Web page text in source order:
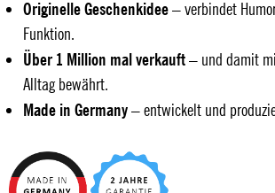
Originelle Geschenkidee– verbindet
Funktion.
Über 1 Million mal verkauft– und damit
Alltag bewährt.
Made in Germany– entwickelt und